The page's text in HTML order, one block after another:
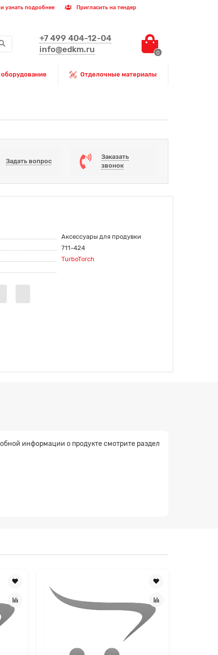
узнать подробнее Пригласить на тендер
+7 499 404-12-04
info@edkm.ru
0
Отделочные материалы
Задать вопрос
Заказать
звонок
Аксессуары для продувки
711-424
TurboTorch
информации о продукте смотрите раздел